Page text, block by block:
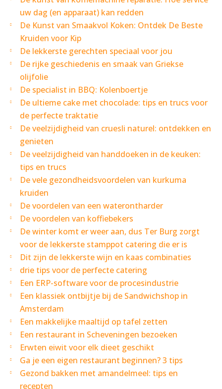
uw dag (en apparaat) kan redden
De Kunst van Smaakvol Koken: Ontdek De Beste
Kruiden voor Kip
De lekkerste gerechten speciaal voor jou
De rijke geschiedenis en smaak van Griekse
olijfolie
De specialist in BBQ: Kolenboertje
De ultieme cake met chocolade: tips en trucs voor
de perfecte traktatie
De veelzijdigheid van cruesli naturel: ontdekken en
genieten
De veelzijdigheid van handdoeken in de keuken:
tips en trucs
De vele gezondheidsvoordelen van kurkuma
kruiden
De voordelen van een waterontharder
De voordelen van koffiebekers
De winter komt er weer aan, dus Ter Burg zorgt
voor de lekkerste stamppot catering die er is
Dit zijn de lekkerste wijn en kaas combinaties
drie tips voor de perfecte catering
Een ERP-software voor de procesindustrie
Een klassiek ontbijtje bij de Sandwichshop in
Amsterdam
Een makkelijke maaltijd op tafel zetten
Een restaurant in Scheveningen bezoeken
Erwten eiwit voor elk dieet geschikt
Ga je een eigen restaurant beginnen? 3 tips
Gezond bakken met amandelmeel: tips en
recepten